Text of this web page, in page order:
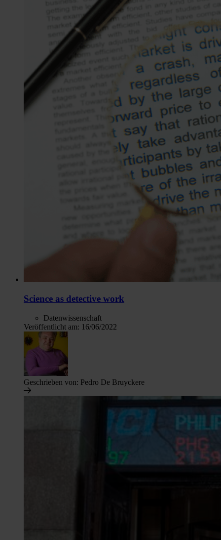
Science as detective work
Datenwissenschaft
Veröffentlicht am: 16/06/2022
Geschrieben von: Pedro De Bruyckere